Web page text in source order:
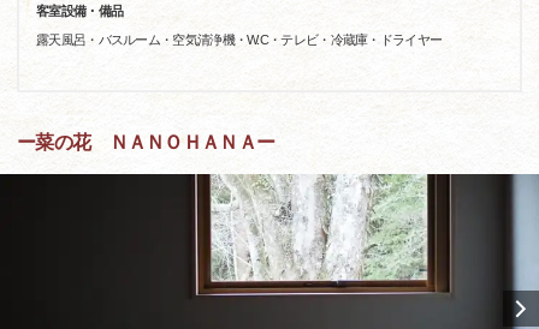
客室設備・備品
露天風呂・バスルーム・空気清浄機・W.C・テレビ・冷蔵庫・ドライヤー
ー菜の花 ＮＡＮＯＨＡＮＡー